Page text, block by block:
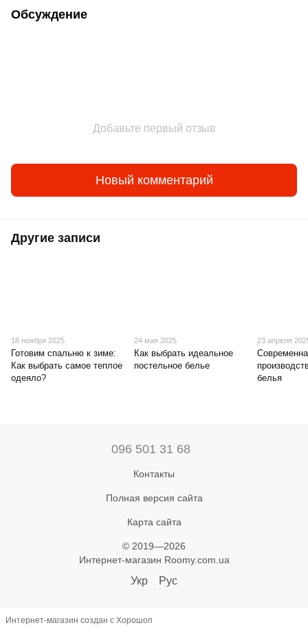
Обсуждение
Добавьте первый отзыв
Новый комментарий
Другие записи
18 ноября 2025
Готовим спальню к зиме:
Как выбрать самое теплое
одеяло?
24 мая 2025
Как выбрать идеальное
постельное белье
23 апреля
белья
096 501 31 68
Контакты
Полная версия сайта
Карта сайта
© 2019—2026
Интернет-магазин Roomy.com.ua
Укр Рус
Интернет-магазин создан с Хорошоп